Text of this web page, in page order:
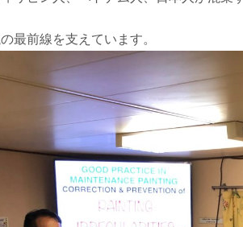
最前線を支えています。